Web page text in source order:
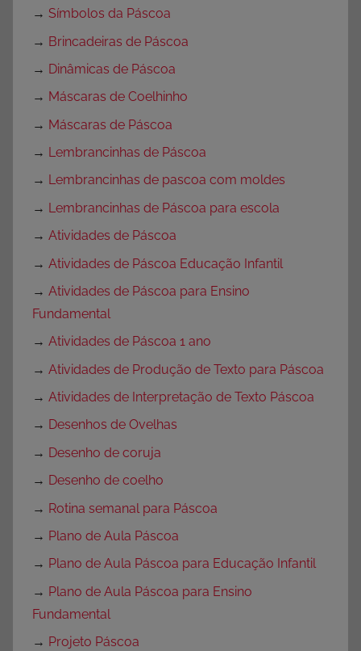
→ Símbolos da Páscoa
→ Brincadeiras de Páscoa
→ Dinâmicas de Páscoa
→ Máscaras de Coelhinho
→ Máscaras de Páscoa
→ Lembrancinhas de Páscoa
→ Lembrancinhas de pascoa com moldes
→ Lembrancinhas de Páscoa para escola
→ Atividades de Páscoa
→ Atividades de Páscoa Educação Infantil
→ Atividades de Páscoa para Ensino
Fundamental
→ Atividades de Páscoa 1 ano
→ Atividades de Produção de Texto para Páscoa
→ Atividades de Interpretação de Texto Páscoa
→ Desenhos de Ovelhas
→ Desenho de coruja
→ Desenho de coelho
→ Rotina semanal para Páscoa
→ Plano de Aula Páscoa
→ Plano de Aula Páscoa para Educação Infantil
→ Plano de Aula Páscoa para Ensino
Fundamental
→ Projeto Páscoa